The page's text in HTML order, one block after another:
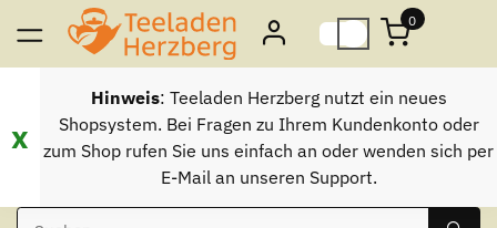
0
x
Hinweis: Teeladen Herzberg nutzt ein neues
Shopsystem. Bei Fragen zu Ihrem Kundenkonto oder
zum Shop rufen Sie uns einfach an oder wenden sich per
E-Mail an unseren Support.